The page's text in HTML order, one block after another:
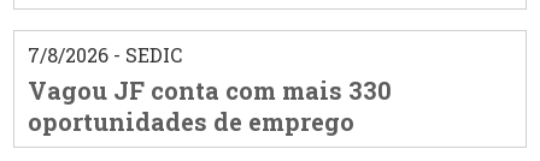
7/8/2026 - SEDIC
Vagou JF conta com mais 330
oportunidades de emprego